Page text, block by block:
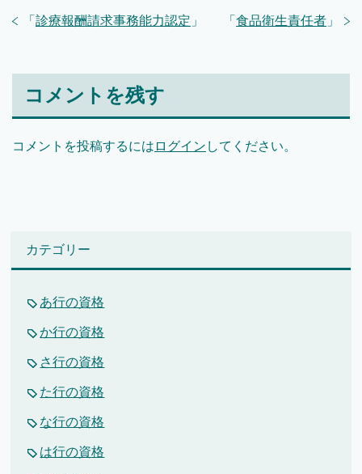
「 食品衛生責任者 」
「 診療報酬請求事務能力認定 」
コメントを残す
コメントを投稿するには ログイン してください。
カテゴリー
あ行の資格
か行の資格
さ行の資格
た行の資格
な行の資格
は行の資格